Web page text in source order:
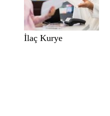
İlaç Kurye